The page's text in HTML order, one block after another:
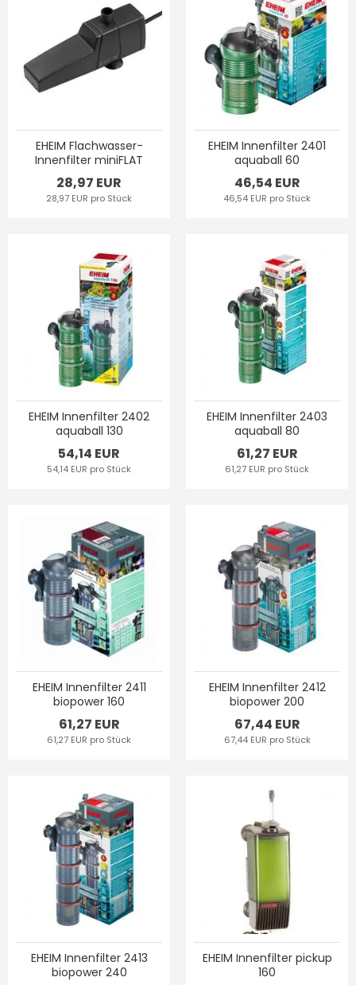
EHEIM Flachwasser-
Innenfilter miniFLAT
28,97 EUR
28,97 EUR pro Stück
EHEIM Innenfilter 2401
aquaball 60
46,54 EUR
46,54 EUR pro Stück
EHEIM Innenfilter 2402
aquaball 130
54,14 EUR
54,14 EUR pro Stück
EHEIM Innenfilter 2403
aquaball 80
61,27 EUR
61,27 EUR pro Stück
EHEIM Innenfilter 2411
biopower 160
61,27 EUR
61,27 EUR pro Stück
EHEIM Innenfilter 2412
biopower 200
67,44 EUR
67,44 EUR pro Stück
EHEIM Innenfilter 2413
biopower 240
EHEIM Innenfilter pickup
160